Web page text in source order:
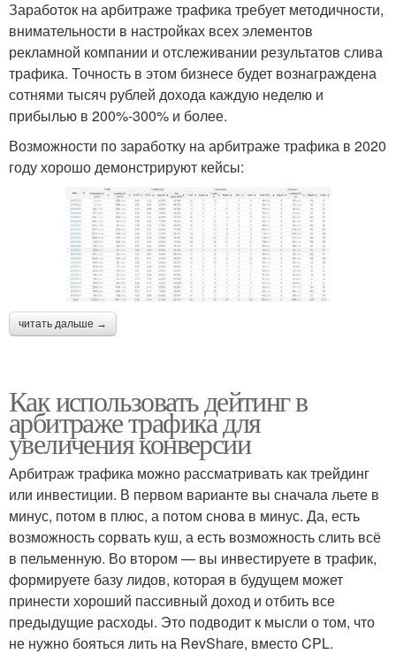
Заработок на арбитраже трафика требует методичности,
внимательности в настройках всех элементов
рекламной компании и отслеживании результатов слива
трафика. Точность в этом бизнесе будет вознаграждена
сотнями тысяч рублей дохода каждую неделю и
прибылью в 200%-300% и более.
Возможности по заработку на арбитраже трафика в 2020
году хорошо демонстрируют кейсы:
читать дальше →
Как использовать дейтинг в
арбитраже трафика для
увеличения конверсии
Арбитраж трафика можно рассматривать как трейдинг
или инвестиции. В первом варианте вы сначала льете в
минус, потом в плюс, а потом снова в минус. Да, есть
возможность сорвать куш, а есть возможность слить всё
в пельменную. Во втором — вы инвестируете в трафик,
формируете базу лидов, которая в будущем может
принести хороший пассивный доход и отбить все
предыдущие расходы. Это подводит к мысли о том, что
не нужно бояться лить на RevShare, вместо CPL.